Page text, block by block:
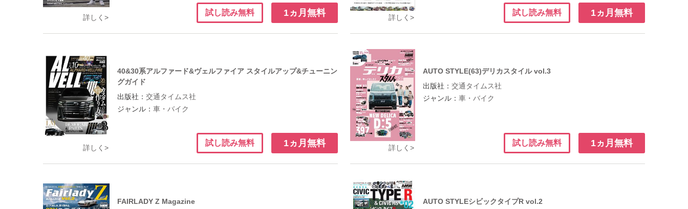
詳しく>
試し読み無料 1ヵ月無料 詳しく>
試し読み無料 1ヵ月無料
詳しく>
40&30系アルファード&ヴェルファイア スタイルアップ&チューニン
グガイド
出版社： 交通タイムス社
ジャンル： 車・バイク
試し読み無料 1ヵ月無料 詳しく>
AUTO STYLE(63)デリカスタイル vol.3
出版社：交通タイムス社
ジャンル：車・バイク
試し読み無料 1ヵ月無料
FAIRLADY Z Magazine
AUTO STYLEシビックタイプR vol.2